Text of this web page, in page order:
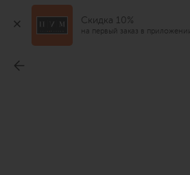
Скидка 10%
на первый заказ в приложении